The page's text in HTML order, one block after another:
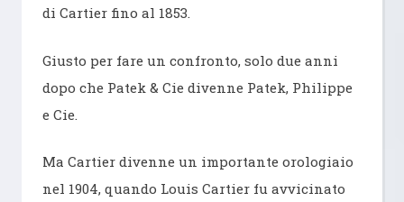
di Cartier fino al 1853.
Giusto per fare un confronto, solo due anni
dopo che Patek & Cie divenne Patek, Philippe
e Cie.
Ma Cartier divenne un importante orologiaio
nel 1904, quando Louis Cartier fu avvicinato